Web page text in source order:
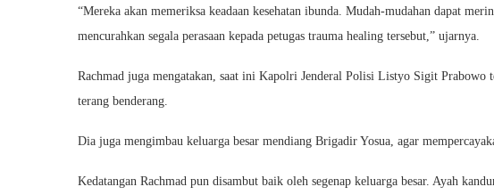
“Mereka akan memeriksa keadaan kesehatan ibunda. Mudah-mudahan dapat
mencurahkan segala perasaan kepada petugas trauma healing tersebut,” ujarnya.
Rachmad juga mengatakan, saat ini Kapolri Jenderal Polisi Listyo Sigit
terang benderang.
Dia juga mengimbau keluarga besar mendiang Brigadir Yosua, agar
Kedatangan Rachmad pun disambut baik oleh segenap keluarga besar. Ayah